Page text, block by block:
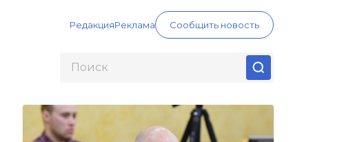
РедакцияРеклама Сообщить новость